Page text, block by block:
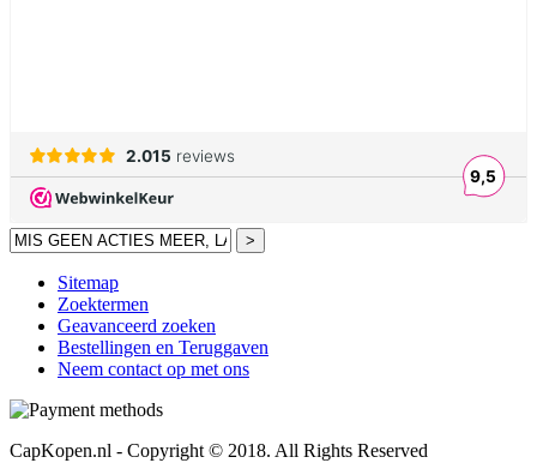
>
Sitemap
Zoektermen
Geavanceerd zoeken
Bestellingen en Teruggaven
Neem contact op met ons
CapKopen.nl - Copyright © 2018. All Rights Reserved